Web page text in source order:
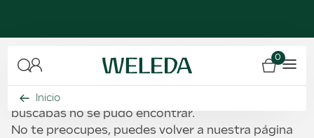
0
Inicio
Lamentablemente, parece que la página que
buscabas no se pudo encontrar.
No te preocupes, puedes volver a nuestra página